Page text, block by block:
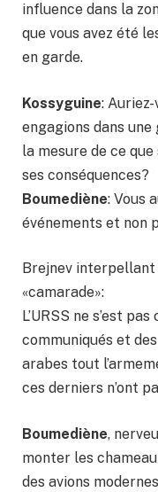
influence dans la
que vous avez été
en garde.
Kossyguine: Auriez-
engagions dans
la mesure de ce
ses conséquences?
Boumediène: Vous
événements et
Brejnev interpellant
«camarade»:
L’URSS ne s’est
communiqués et
arabes tout
ces derniers n’ont
Boumediène,
monter les
des avions